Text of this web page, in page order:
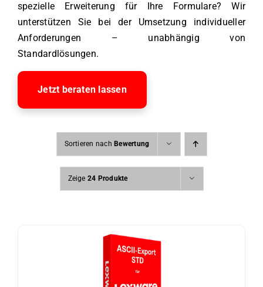
spezielle Erweiterung für Ihre Formulare? Wir
unterstützen Sie bei der Umsetzung individueller
Anforderungen – unabhängig von
Standardlösungen.
Jetzt beraten lassen
Sortieren nach Bewertung
Zeige 24 Produkte